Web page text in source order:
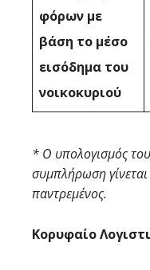
φόρων με
βάση το μέσο
εισόδημα του
νοικοκυριού
* Ο υπολογισμός
συμπλήρωση
παντρεμένος.
Κορυφαίο